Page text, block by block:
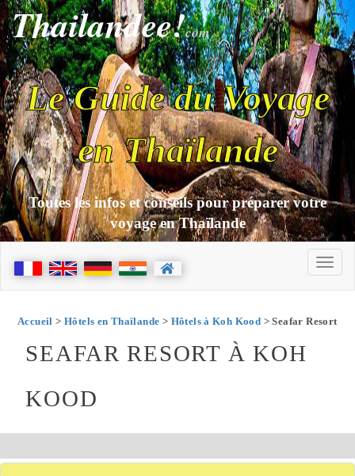
Thailandee!com
Le Guide du Voyage
en Thaïlande
Toutes les infos et conseils pour préparer votre
voyage en Thaïlande
Accueil > Hôtels en Thaïlande > Hôtels à Koh Kood > Seafar Resort
SEAFAR RESORT À KOH
KOOD